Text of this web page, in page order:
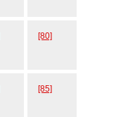
[80]
[85]